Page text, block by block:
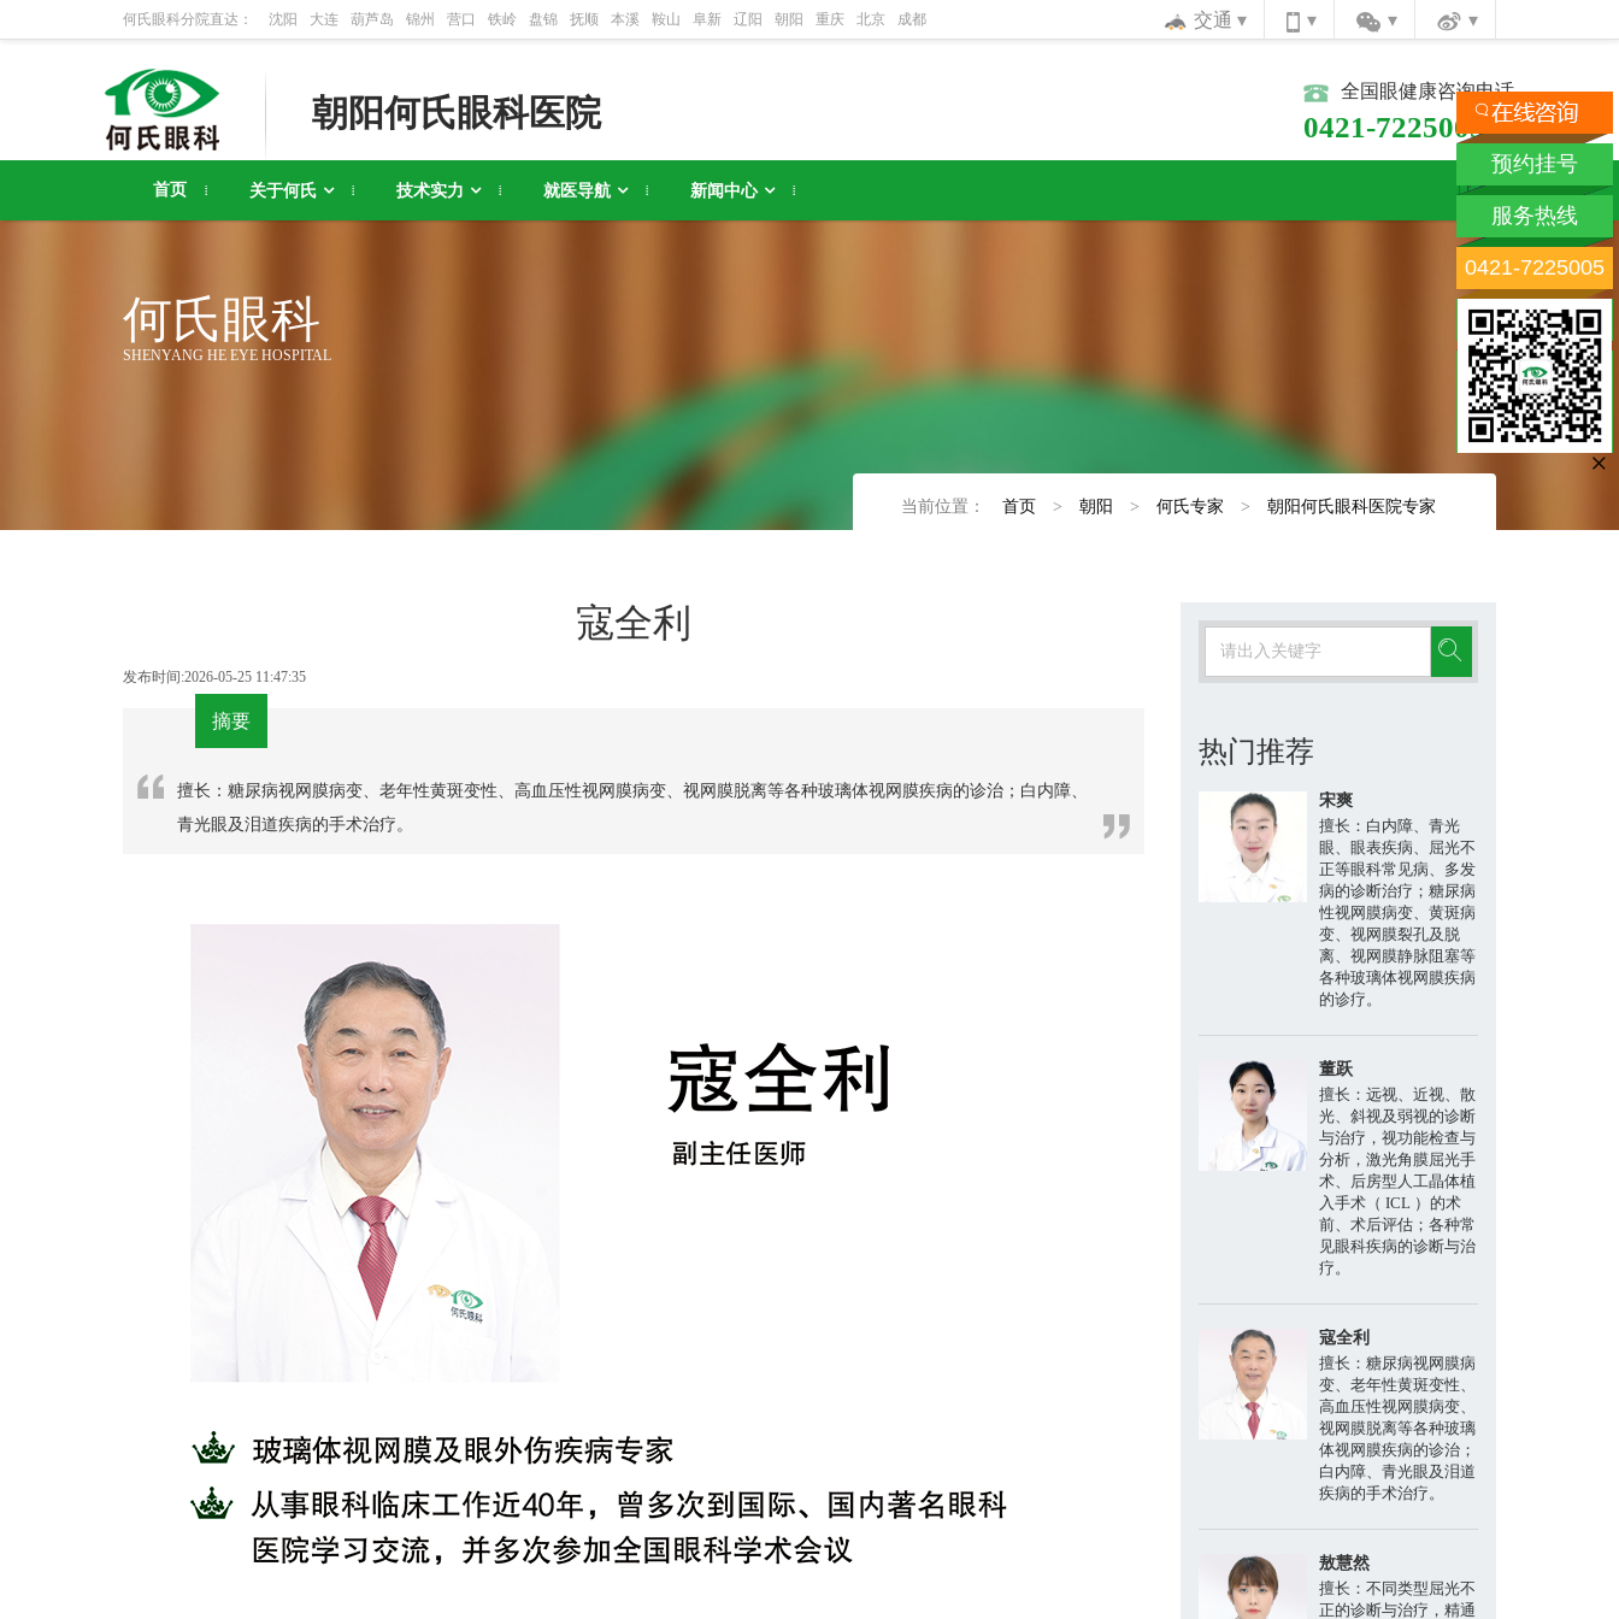
何氏眼科分院直达： 沈阳 大连 葫芦岛 锦州 营口 铁岭 盘锦 抚顺 本溪 鞍山 阜新 辽阳 朝阳 重庆 北京 成都 交通
朝阳何氏眼科医院
全国眼健康咨询电话
0421-7225005
首页 关于何氏 技术实力 就医导航 新闻中心
何氏眼科
SHENYANG HE EYE HOSPITAL
当前位置： 首页 > 朝阳 > 何氏专家 > 朝阳何氏眼科医院专家
寇全利
发布时间:2026-05-25 11:47:35
摘要
擅长：糖尿病视网膜病变、老年性黄斑变性、高血压性视网膜病变、视网膜脱离等各种玻璃体视网膜疾病的诊治；白内障、
青光眼及泪道疾病的手术治疗。
热门推荐
宋爽
擅长：白内障、青光
眼、眼表疾病、屈光不
正等眼科常见病、多发
病的诊断治疗；糖尿病
性视网膜病变、黄斑病
变、视网膜裂孔及脱
离、视网膜静脉阻塞等
各种玻璃体视网膜疾病
的诊疗。
董跃
擅长：远视、近视、散
光、斜视及弱视的诊断
与治疗，视功能检查与
分析，激光角膜屈光手
术、后房型人工晶体植
入手术（ ICL ）的术
前、术后评估；各种常
见眼科疾病的诊断与治
疗。
寇全利
擅长：糖尿病视网膜病
变、老年性黄斑变性、
高血压性视网膜病变、
视网膜脱离等各种玻璃
体视网膜疾病的诊治；
白内障、青光眼及泪道
疾病的手术治疗。
敖慧然
擅长：不同类型屈光不
正的诊断与治疗，精通
预约挂号
服务热线
0421-7225005
×